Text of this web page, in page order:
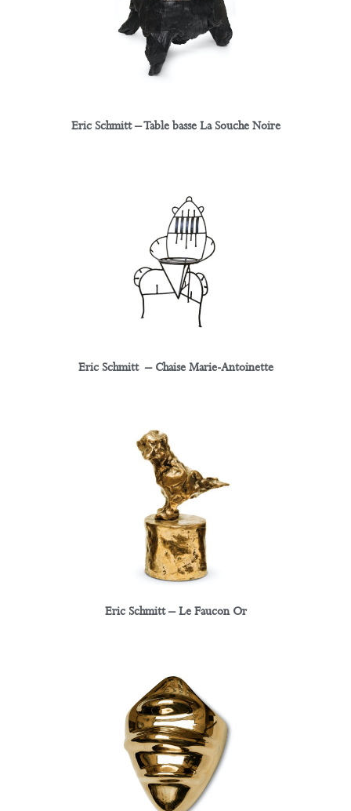
Eric Schmitt – Table basse La Souche Noire
Eric Schmitt – Chaise Marie-Antoinette
Eric Schmitt – Le Faucon Or